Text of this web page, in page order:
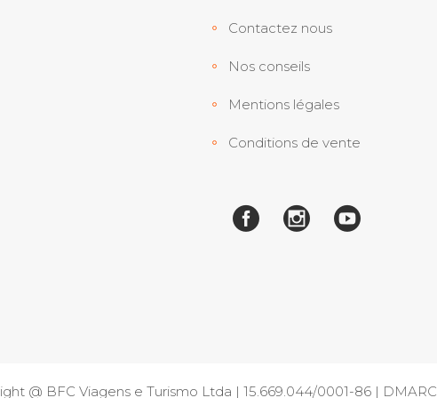
Contactez nous
Nos conseils
Mentions légales
Conditions de vente
@ BFC Viagens e Turismo Ltda | 15.669.044/0001-86 | DMARC